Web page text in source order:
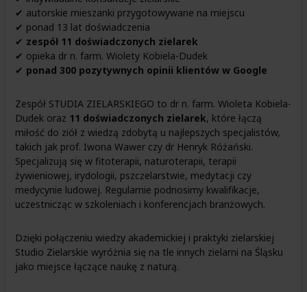
✔ autorskie mieszanki przygotowywane na miejscu
✔ ponad 13 lat doświadczenia
✔ zespół 11 doświadczonych zielarek
✔ opieka dr n. farm. Wiolety Kobiela-Dudek
✔ ponad 300 pozytywnych opinii klientów w Google
Zespół STUDIA ZIELARSKIEGO to dr n. farm. Wioleta Kobiela-
Dudek oraz 11 doświadczonych zielarek, które łączą
miłość do ziół z wiedzą zdobytą u najlepszych specjalistów,
takich jak prof. Iwona Wawer czy dr Henryk Różański.
Specjalizują się w fitoterapii, naturoterapii, terapii
żywieniowej, irydologii, pszczelarstwie, medytacji czy
medycynie ludowej. Regularnie podnosimy kwalifikacje,
uczestnicząc w szkoleniach i konferencjach branżowych.
Dzięki połączeniu wiedzy akademickiej i praktyki zielarskiej
Studio Zielarskie wyróżnia się na tle innych zielarni na Śląsku
jako miejsce łączące naukę z naturą.